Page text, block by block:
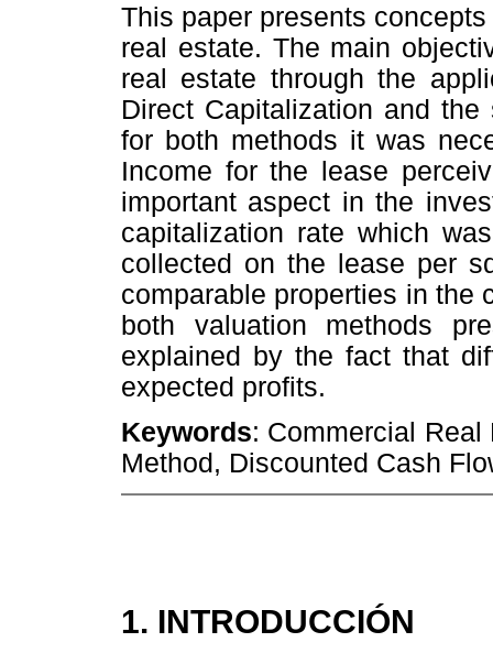
This paper presents
real estate. The main
real estate through the
Direct Capitalization and
for both methods it was
Income for the lease
important aspect in the
capitalization rate which
collected on the lease per
comparable properties in the
both valuation methods
explained by the fact that
expected profits.
Keywords: Commercial
Method, Discounted Cash
1. INTRODUCCIÓN